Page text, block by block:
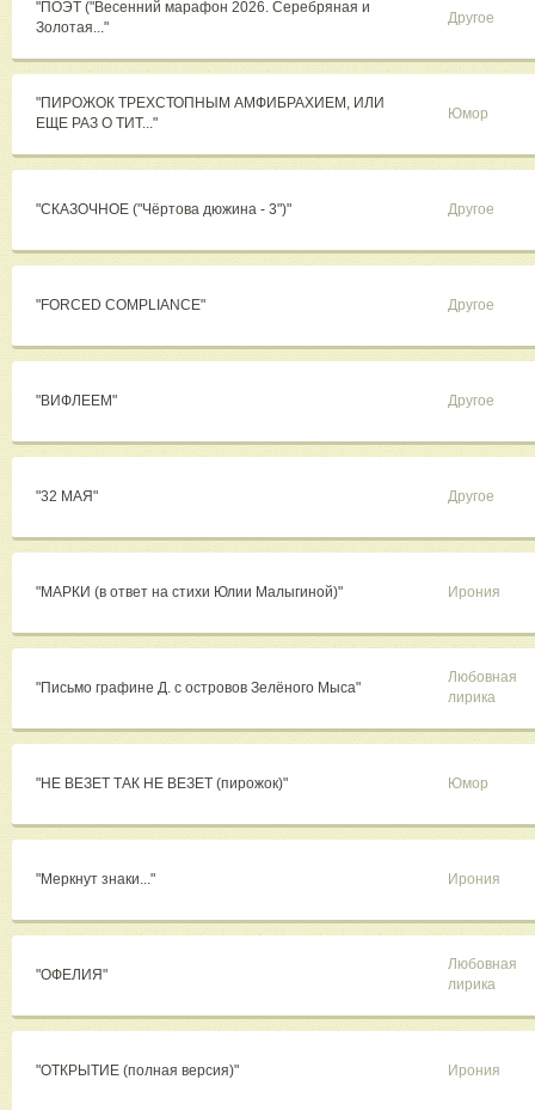
"ПОЭТ ("Весенний марафон 2026. Серебряная и
Золотая..."
Другое
"ПИРОЖОК ТРЕХСТОПНЫМ АМФИБРАХИЕМ, ИЛИ
ЕЩЕ РАЗ О ТИТ..."
Юмор
"СКАЗОЧНОЕ ("Чёртова дюжина - 3")" Другое
"FORCED COMPLIANCE" Другое
"ВИФЛЕЕМ" Другое
"32 МАЯ" Другое
"МАРКИ (в ответ на стихи Юлии Малыгиной)" Ирония
"Письмо графине Д. с островов Зелёного Мыса"
Любовная
лирика
"НЕ ВЕЗЕТ ТАК НЕ ВЕЗЕТ (пирожок)" Юмор
"Меркнут знаки..." Ирония
"ОФЕЛИЯ"
Любовная
лирика
"ОТКРЫТИЕ (полная версия)" Ирония